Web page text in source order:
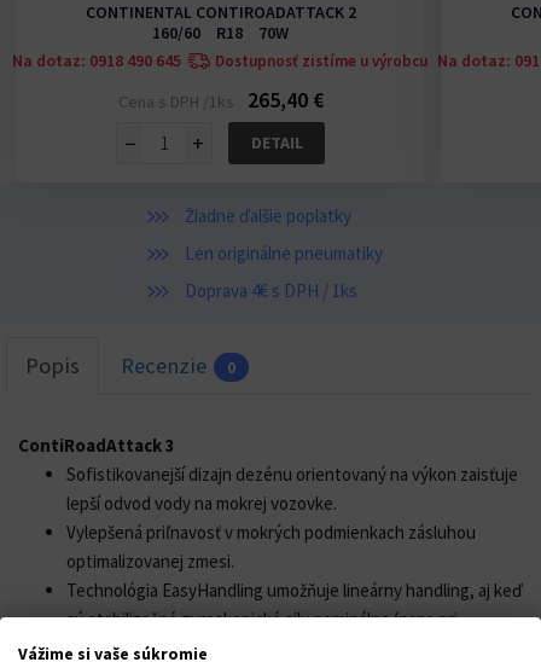
CONTINENTAL CONTIROADATTACK 2
160/60 R18 70W
Na dotaz: 0918 490 645
Dostupnosť zistíme u výrobcu
Cena s DPH /1ks
265,40 €
−
+ DETAIL
Na dotaz:
Žiadne ďalšie poplatky
Len originálne pneumatiky
Doprava 4€ s DPH / 1ks
Popis Recenzie 0
ContiRoadAttack 3
Sofistikovanejší dizajn dezénu orientovaný na výkon zaisťuje
lepší odvod vody na mokrej vozovke.
Vylepšená priľnavosť v mokrých podmienkach zásluhou
optimalizovanej zmesi.
Technológia EasyHandling umožňuje lineárny handling, aj keď
sú stabilizačné gyroskopické sily nominálne (napr. pri
zatáčaní). Súčasne došlo k zvýšeniu presnosti a pocitu pri
Vážime si vaše súkromie